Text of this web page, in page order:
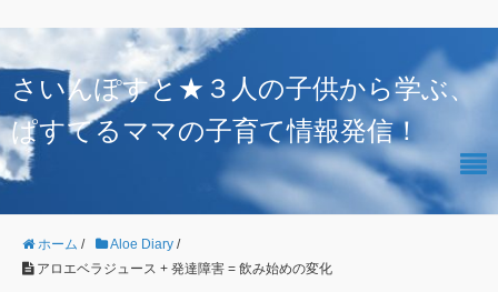
さいんぽすと★３人の子供から学ぶ、
ぱすてるママの子育て情報発信！
ホーム / Aloe Diary /
アロエベラジュース + 発達障害 = 飲み始めの変化